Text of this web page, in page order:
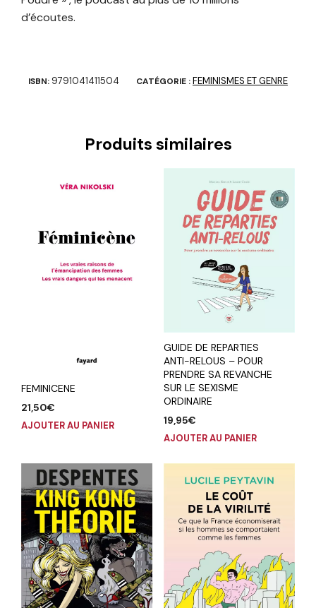
d’écoutes.
ISBN: 9791041411504 CATÉGORIE :FEMINISMES ET GENRE
Produits similaires
FEMINICENE
21,50€
AJOUTER AU PANIER
GUIDE DE REPARTIES
ANTI-RELOUS – POUR
PRENDRE SA REVANCHE
SUR LE SEXISME
ORDINAIRE
19,95€
AJOUTER AU PANIER